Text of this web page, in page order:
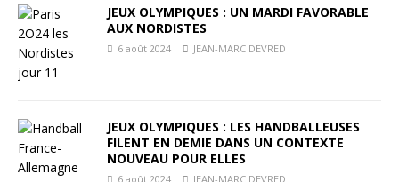
JEUX OLYMPIQUES : UN MARDI FAVORABLE
AUX NORDISTES
6 août 2024 JEAN-MARC DEVRED
JEUX OLYMPIQUES : LES HANDBALLEUSES
FILENT EN DEMIE DANS UN CONTEXTE
NOUVEAU POUR ELLES
6 août 2024 JEAN-MARC DEVRED